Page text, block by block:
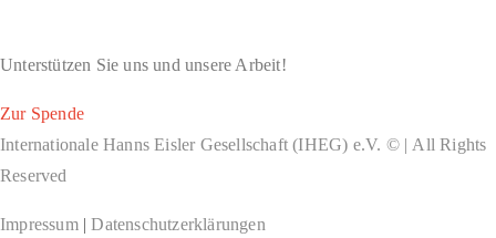
Unterstützen Sie uns und unsere Arbeit!
Zur Spende
Internationale Hanns Eisler Gesellschaft (IHEG) e.V. © | All Rights
Reserved
Impressum|Datenschutzerklärungen